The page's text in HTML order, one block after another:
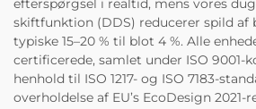
efterspørgsel i realtid, mens vores
skiftfunktion (DDS) reducerer spild af
typiske 15–20 % til blot 4 %. Alle
certificerede, samlet under ISO 9001-
henhold til ISO 1217- og ISO 7183-
overholdelse af EU’s EcoDesign 2021-